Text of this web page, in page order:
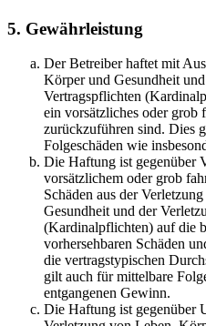
5. Gewährleistung
Der Betreiber haftet mit
Körper und Gesundheit
Vertragspflichten
ein vorsätzliches oder grob
zurückzuführen sind. Dies
Folgeschäden wie
Die Haftung ist gegenüber
vorsätzlichem oder grob
Schäden aus der
Gesundheit und der
(Kardinalpflichten) auf die
vorhersehbaren Schäden
die vertragstypischen
gilt auch für mittelbare
entgangenen Gewinn.
Die Haftung ist gegenüber